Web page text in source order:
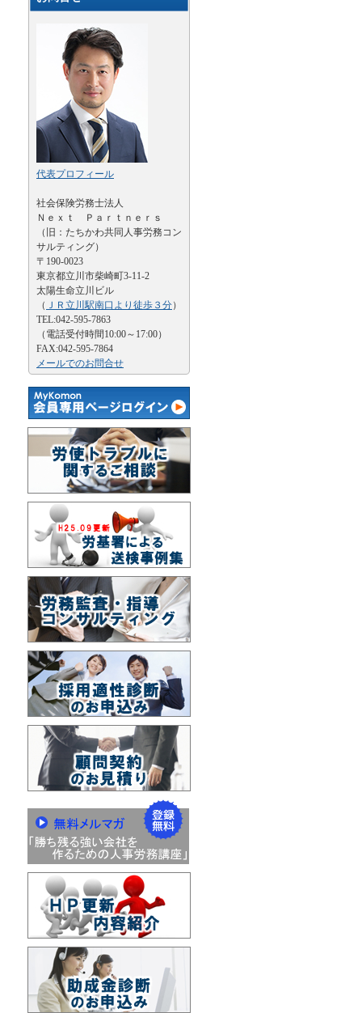
代表プロフィール
社会保険労務士法人
Ｎｅｘｔ Ｐａｒｔｎｅｒｓ
（旧：たちかわ共同人事労務コン
サルティング）
〒190-0023
東京都立川市柴崎町3-11-2
太陽生命立川ビル
（ ＪＲ立川駅南口より徒歩３分）
TEL:042-595-7863
（電話受付時間10:00～17:00）
FAX:042-595-7864
メールでのお問合せ